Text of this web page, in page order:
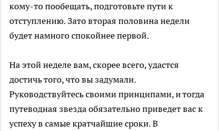
кому-то пообещать, подготовьте пути к
отступлению. Зато вторая половина недели
будет намного спокойнее первой.
На этой неделе вам, скорее всего, удастся
достичь того, что вы задумали.
Руководствуйтесь своими принципами, и тогда
путеводная звезда обязательно приведет вас к
успеху в самые кратчайшие сроки. В